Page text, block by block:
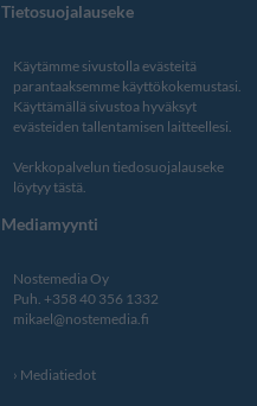
Tietosuojalauseke
Käytämme sivustolla evästeitä
parantaaksemme käyttökokemustasi.
Käyttämällä sivustoa hyväksyt
evästeiden tallentamisen laitteellesi.
Verkkopalvelun tiedosuojalauseke
löytyy tästä.
Mediamyynti
Nostemedia Oy
Puh. +358 40 356 1332
mikael@nostemedia.fi
Mediatiedot